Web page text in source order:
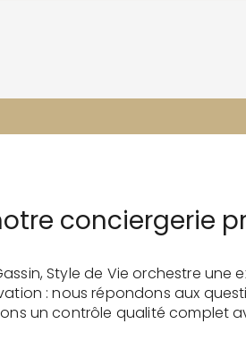
conciergerie
Style de Vie orchestre
: nous répondons aux
un contrôle qualité complet